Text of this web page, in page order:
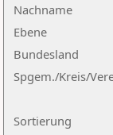
Nachname
Ebene
Sortierung
Bundesland
Spgem./Kreis/